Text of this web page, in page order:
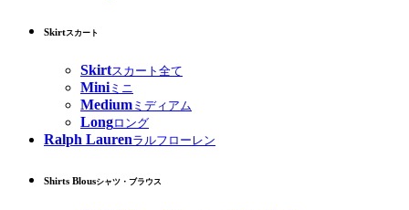
Skirtスカート
Skirtスカート全て
Miniミニ
Medium ミディアム
Longロング
Ralph Laurenラルフローレン
Shirts Blousシャツ・ブラウス